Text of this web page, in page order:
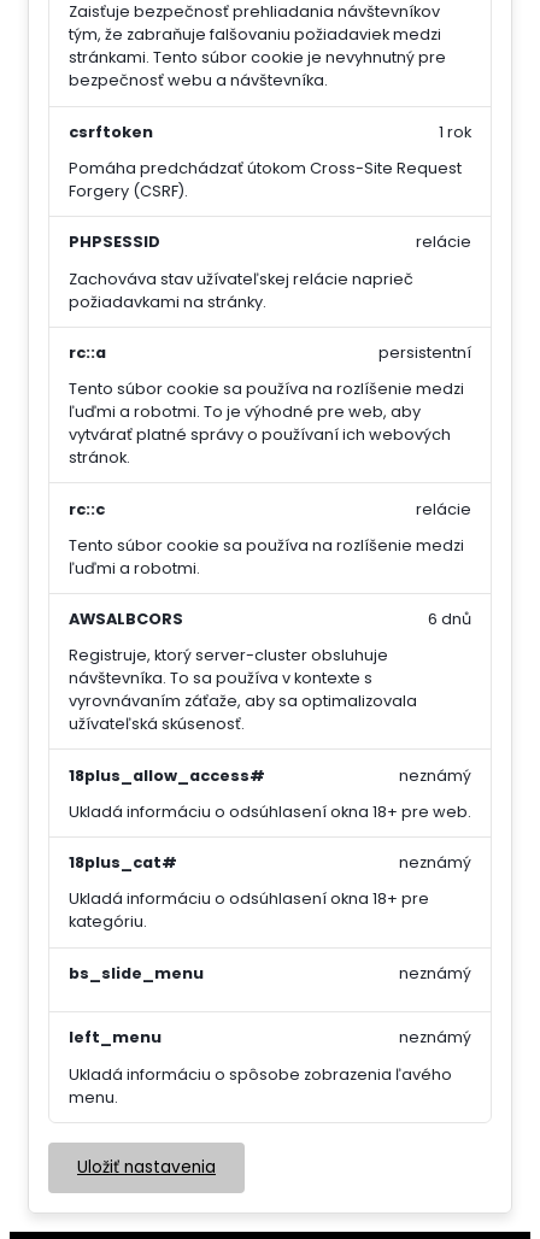
Zaisťuje bezpečnosť prehliadania návštevníkov
tým, že zabraňuje falšovaniu požiadaviek medzi
stránkami. Tento súbor cookie je nevyhnutný pre
bezpečnosť webu a návštevníka.
csrftoken
Pomáha predchádzať útokom Cross-Site Request
Forgery (CSRF).
1 rok
PHPSESSID
Zachováva stav užívateľskej relácie naprieč
požiadavkami na stránky.
relácie
rc::a
Tento súbor cookie sa používa na rozlíšenie medzi
ľuďmi a robotmi. To je výhodné pre web, aby
vytvárať platné správy o používaní ich webových
stránok.
persistentní
rc::c
Tento súbor cookie sa používa na rozlíšenie medzi
ľuďmi a robotmi.
relácie
AWSALBCORS
Registruje, ktorý server-cluster obsluhuje
návštevníka. To sa používa v kontexte s
vyrovnávaním záťaže, aby sa optimalizovala
užívateľská skúsenosť.
6 dnů
18plus_allow_access#
Ukladá informáciu o odsúhlasení okna 18+ pre web.
neznámý
18plus_cat#
Ukladá informáciu o odsúhlasení okna 18+ pre
kategóriu.
neznámý
bs_slide_menu neznámý
left_menu
Ukladá informáciu o spôsobe zobrazenia ľavého
menu.
neznámý
Uložiť nastavenia